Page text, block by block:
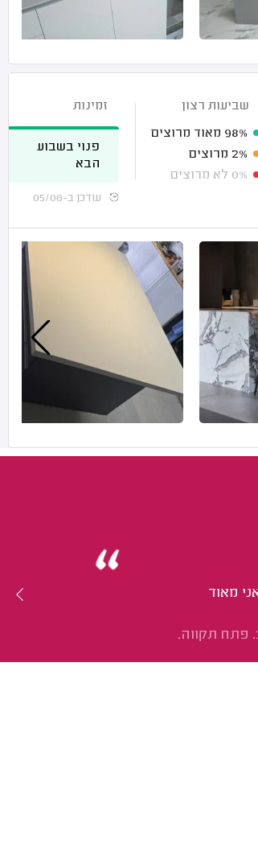
שביעות רצון
98% מאוד מרוצים
2% מרוצים
0% לא מרוצים
זמינות
פנוי בשבוע
הבא
עודכן ב-05/08
מאוד
פתח תקווה.